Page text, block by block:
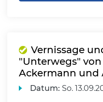
Vernissage
"Unterwegs"
Ackermann und
Datum: So.